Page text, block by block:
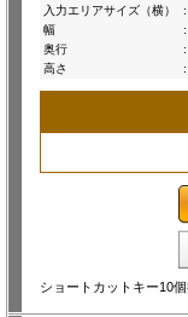
入力エリアサイズ（横）
:
幅
:
奥行
:
高さ
:
ショートカットキー10